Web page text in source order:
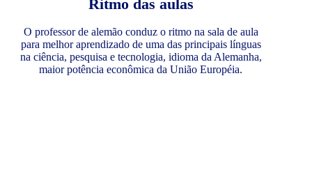
Ritmo das aulas
O professor de alemão conduz o ritmo na sala de aula
para melhor aprendizado de uma das principais línguas
na ciência, pesquisa e tecnologia, idioma da Alemanha,
maior potência econômica da União Européia.